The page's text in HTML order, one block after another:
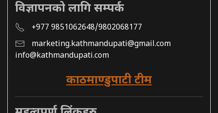
विज्ञापनको लागि सम्पर्क
+977 9851062648/9802068177
marketing.kathmandupati@gmail.com
info@kathmandupati.com
काठमाण्डुपाटी टीम